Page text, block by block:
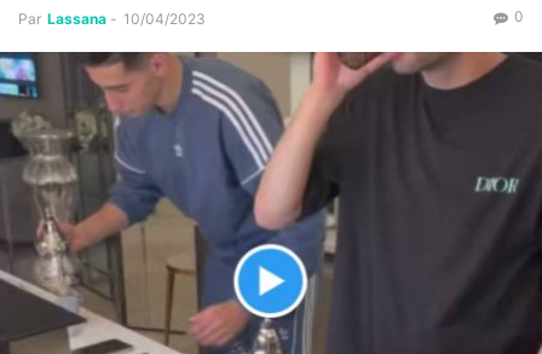
Par Lassana - 10/04/2023 0